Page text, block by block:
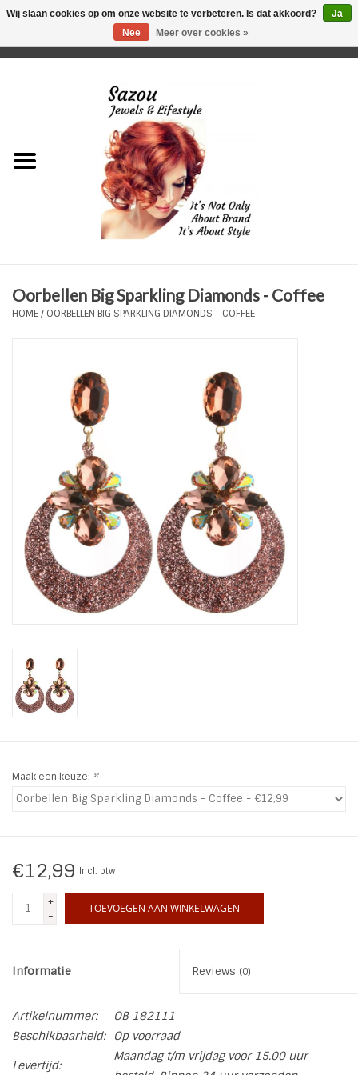
Just for Him
Plus Size Sieraden
Tassen en meer
Haaraccesoires
Zonnebrillen
Fashion
ON THE BEACH
Charmin*s
Ohlala Jewels
LIFESTYLE PRODUCTEN
SALE
Oorbellen Big Sparkling Diamonds - Coffee
HOME/ OORBELLEN BIG SPARKLING DIAMONDS - COFFEE
Maak een keuze: *
€12,99 Incl. btw
+
-
TOEVOEGEN AAN WINKELWAGEN
Informatie Reviews (0)
Artikelnummer:
OB 182111
Beschikbaarheid:
Op voorraad
Levertijd:
Maandag t/m vrijdag voor 15.00 uur
Wij slaan cookies op om onze website te verbeteren. Is dat akkoord?
Ja
Nee
Meer over cookies »